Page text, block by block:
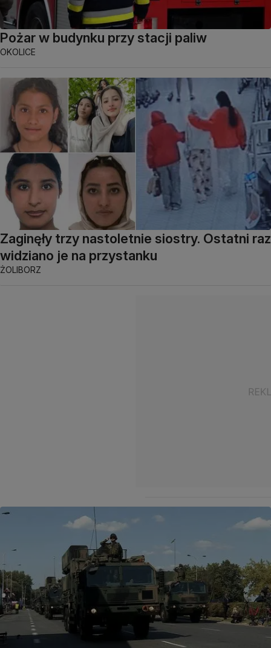
Pożar w budynku przy stacji paliw
OKOLICE
Zaginęły trzy nastoletnie siostry. Ostatni raz
widziano je na przystanku
ŻOLIBORZ